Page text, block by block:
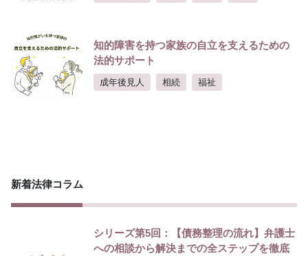
知的障害を持つ家族の自立を支えるための
法的サポート
成年後見人 相続 福祉
新着法律コラム
シリーズ第5回：【債務整理の流れ】弁護士
への相談から解決までの全ステップを徹底